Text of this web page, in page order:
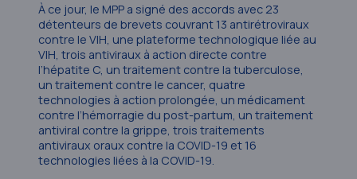
À ce jour, le MPP a signé des accords avec 23
détenteurs de brevets couvrant 13 antirétroviraux
contre le VIH, une plateforme technologique liée au
VIH, trois antiviraux à action directe contre
l’hépatite C, un traitement contre la tuberculose,
un traitement contre le cancer, quatre
technologies à action prolongée, un médicament
contre l’hémorragie du post-partum, un traitement
antiviral contre la grippe, trois traitements
antiviraux oraux contre la COVID-19 et 16
technologies liées à la COVID-19.